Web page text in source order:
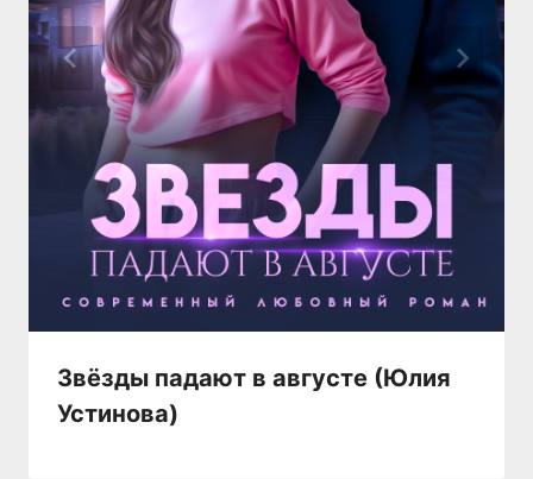
Звёзды падают в августе (Юлия
Устинова)